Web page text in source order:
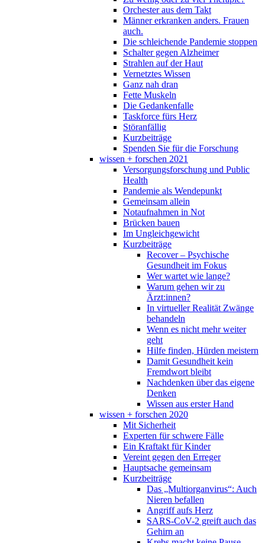
Orchester aus dem Takt
Männer erkranken anders. Frauen
auch.
Die schleichende Pandemie stoppen
Schalter gegen Alzheimer
Strahlen auf der Haut
Vernetztes Wissen
Ganz nah dran
Fette Muskeln
Die Gedankenfalle
Taskforce fürs Herz
Störanfällig
Kurzbeiträge
Spenden Sie für die Forschung
wissen + forschen 2021
Versorgungsforschung und Public
Health
Pandemie als Wendepunkt
Gemeinsam allein
Notaufnahmen in Not
Brücken bauen
Im Ungleichgewicht
Kurzbeiträge
Recover – Psychische
Gesundheit im Fokus
Wer wartet wie lange?
Warum gehen wir zu
Ärzt:innen?
In virtueller Realität Zwänge
behandeln
Wenn es nicht mehr weiter
geht
Hilfe finden, Hürden meistern
Damit Gesundheit kein
Fremdwort bleibt
Nachdenken über das eigene
Denken
Wissen aus erster Hand
wissen + forschen 2020
Mit Sicherheit
Experten für schwere Fälle
Ein Kraftakt für Kinder
Vereint gegen den Erreger
Hauptsache gemeinsam
Kurzbeiträge
Das „Multiorganvirus“: Auch
Nieren befallen
Angriff aufs Herz
SARS-CoV-2 greift auch das
Gehirn an